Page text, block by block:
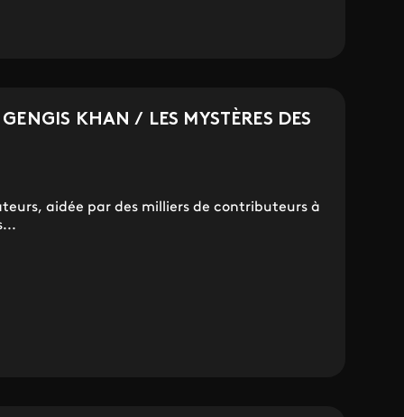
KHAN / LES MYSTÈRES DES
aidée par des milliers de contributeurs à